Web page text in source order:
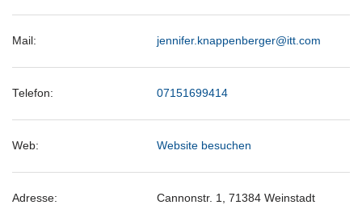
Mail: jennifer.knappenberger@itt.com
Telefon: 07151699414
Web: Website besuchen
Adresse: Cannonstr. 1, 71384 Weinstadt